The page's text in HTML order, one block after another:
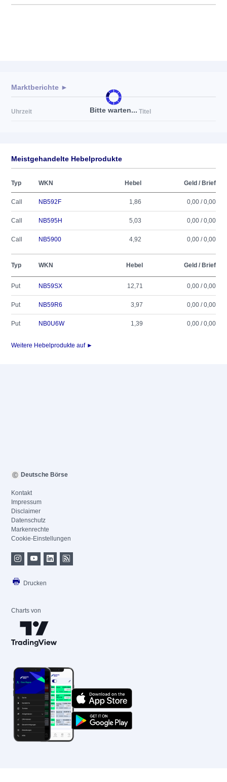
Bitte warten...
Marktberichte ►
Uhrzeit Titel
Meistgehandelte Hebelprodukte
Typ WKN Hebel Geld / Brief
Call NB592F 1,86 0,00 / 0,00
Call NB595H 5,03 0,00 / 0,00
Call NB5900 4,92 0,00 / 0,00
Typ WKN Hebel Geld / Brief
Put NB59SX 12,71 0,00 / 0,00
Put NB59R6 3,97 0,00 / 0,00
Put NB0U6W 1,39 0,00 / 0,00
Weitere Hebelprodukte auf ►
Deutsche Börse
Kontakt
Impressum
Disclaimer
Datenschutz
Markenrechte
Cookie-Einstellungen
Drucken
Charts von